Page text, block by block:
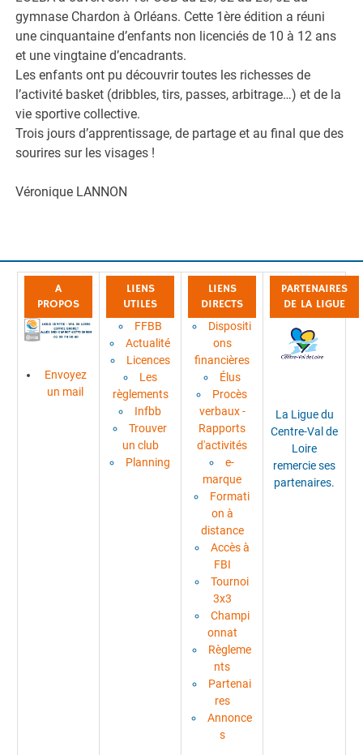
gymnase Chardon à Orléans. Cette 1ère édition a réuni
une cinquantaine d’enfants non licenciés de 10 à 12 ans
et une vingtaine d’encadrants.
Les enfants ont pu découvrir toutes les richesses de
l’activité basket (dribbles, tirs, passes, arbitrage…) et de la
vie sportive collective.
Trois jours d’apprentissage, de partage et au final que des
sourires sur les visages !
Véronique LANNON
A
PROPOS
Envoyez
un mail
LIENS
UTILES
FFBB
Actualité
Licences
Les
règlements
Infbb
Trouver
un club
Planning
LIENS
DIRECTS
Dispositi
ons
financières
Élus
Procès
verbaux -
Rapports
d'activités
e-
marque
Formati
on à
distance
Accès à
FBI
Tournoi
3x3
Champi
onnat
Règleme
nts
Partenai
res
Annonce
s
PARTENAIRES
DE LA LIGUE
La Ligue du
Centre-Val de
Loire
remercie ses
partenaires.